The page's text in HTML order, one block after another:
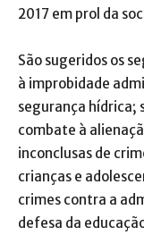
2017 em prol da
São sugeridos os
à improbidade
segurança hídrica;
combate à
inconclusas de
crianças e
crimes contra a
defesa da